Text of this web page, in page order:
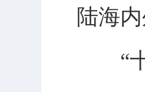
陆海
“十